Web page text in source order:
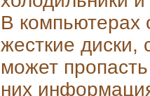
В компьютерах
жесткие диски,
может
них